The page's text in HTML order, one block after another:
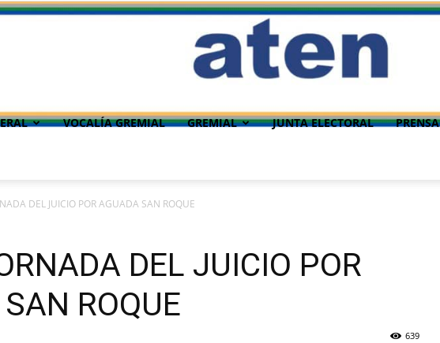
VOCALÍA GREMIAL GREMIAL JUNTA ELECTORAL PRENSA
DEL JUICIO POR AGUADA SAN ROQUE
DEL JUICIO POR
ROQUE
639